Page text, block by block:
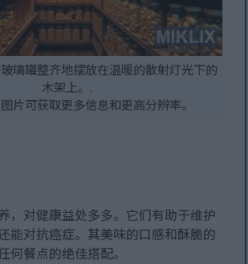
璃罐整齐地摆放在温暖的散射灯光下的
木架上。.
片可获取更多信息和更高分辨率。
，对健康益处多多。它们有助于维护
能对抗癌症。其美味的口感和酥脆的
何餐点的绝佳搭配。